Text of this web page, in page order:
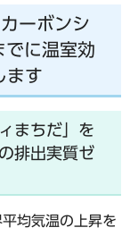
ーボンシ
に温室効
ます
まちだ」を
排出実質ゼ
均気温の上昇を